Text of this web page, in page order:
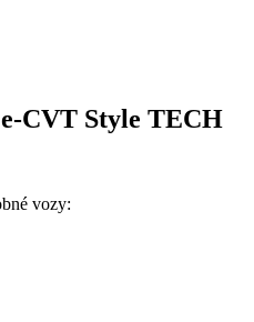
CVT Style TECH
vozy: